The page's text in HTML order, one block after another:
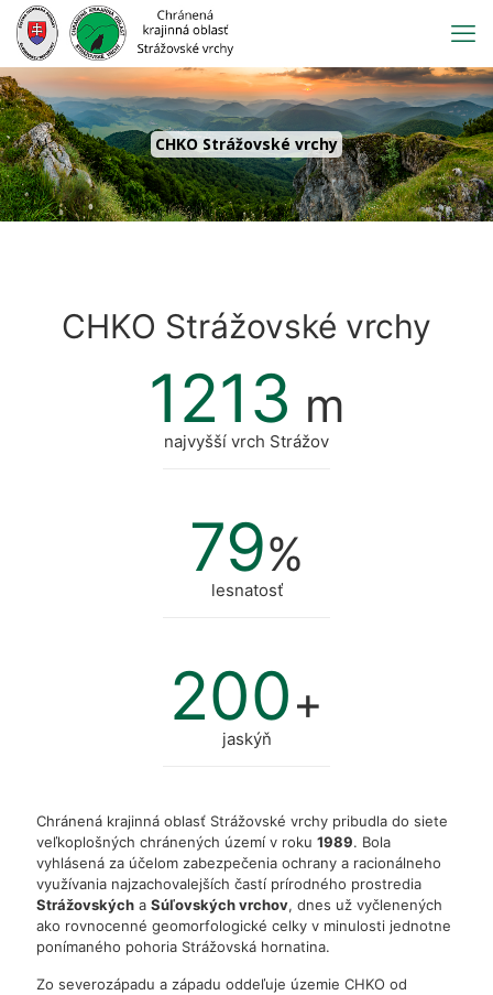
Prejsť
obsah
CHKO Strážovské vrchy
CHKO Strážovské vrchy
1213 m
najvyšší vrch Strážov
79%
lesnatosť
200+
jaskýň
Chránená krajinná oblasť Strážovské vrchy pribudla do siete
veľkoplošných chránených území v roku 1989. Bola
vyhlásená za účelom zabezpečenia ochrany a racionálneho
využívania najzachovalejších častí prírodného prostredia
Strážovských a Súľovských vrchov, dnes už vyčlenených
ako rovnocenné geomorfologické celky v minulosti jednotne
ponímaného pohoria Strážovská hornatina.
Zo severozápadu a západu oddeľuje územie CHKO od